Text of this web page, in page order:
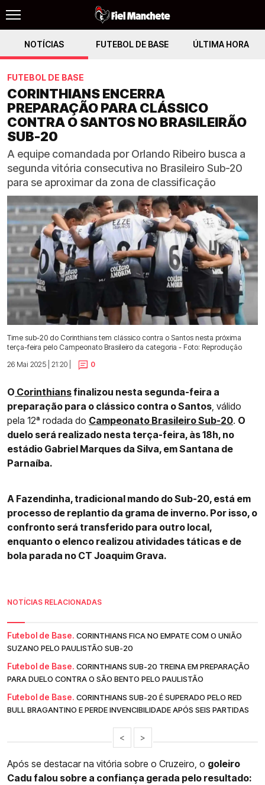
NOTÍCIAS FUTEBOL DE BASE ÚLTIMA HORA
FUTEBOL DE BASE
CORINTHIANS ENCERRA
PREPARAÇÃO PARA CLÁSSICO
CONTRA O SANTOS NO BRASILEIRÃO
SUB-20
A equipe comandada por Orlando Ribeiro busca a
segunda vitória consecutiva no Brasileiro Sub-20
para se aproximar da zona de classificação
Time sub-20 do Corinthians tem clássico contra o Santos nesta próxima
terça-feira pelo Campeonato Brasileiro da categoria - Foto: Reprodução
26 Mai 2025 | 21:20 |
0
O Corinthiansfinalizou nesta segunda-feira a
preparação para o clássico contra o Santos , válido
pela 12ª rodada do Campeonato Brasileiro Sub-20. O
duelo será realizado nesta terça-feira, às 18h, no
estádio Gabriel Marques da Silva, em Santana de
Parnaíba.
A Fazendinha, tradicional mando do Sub-20, está em
processo de replantio da grama de inverno. Por isso, o
confronto será transferido para outro local,
enquanto o elenco realizou atividades táticas e de
bola parada no CT Joaquim Grava.
NOTÍCIAS RELACIONADAS
Futebol de Base. CORINTHIANS FICA NO EMPATE COM O UNIÃO
SUZANO PELO PAULISTÃO SUB-20
Futebol de Base. CORINTHIANS SUB-20 TREINA EM PREPARAÇÃO
PARA DUELO CONTRA O SÃO BENTO PELO PAULISTÃO
Futebol de Base. CORINTHIANS SUB-20 É SUPERADO PELO RED
BULL BRAGANTINO E PERDE INVENCIBILIDADE APÓS SEIS PARTIDAS
< >
Após se destacar na vitória sobre o Cruzeiro, o goleiro
Cadu falou sobre a confiança gerada pelo resultado: